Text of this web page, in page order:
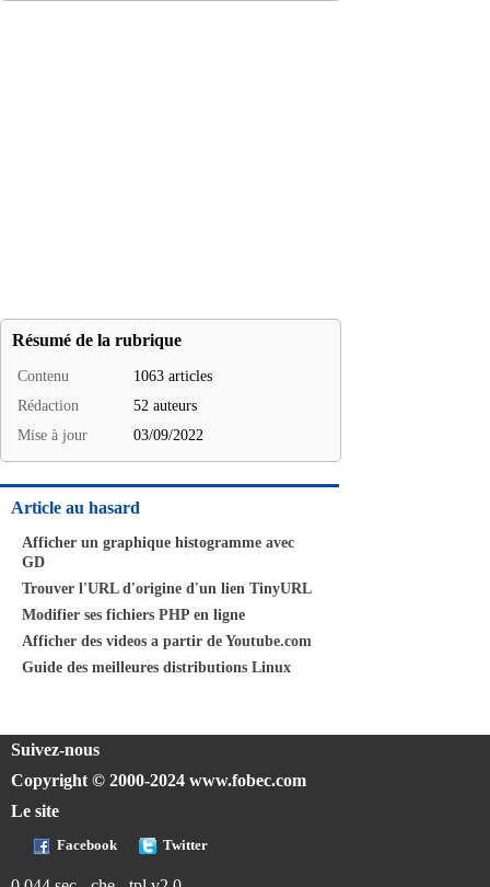
Résumé de la rubrique
Contenu
1063 articles
Rédaction
52 auteurs
Mise à jour
03/09/2022
Article au hasard
Afficher un graphique histogramme avec
GD
Trouver l'URL d'origine d'un lien TinyURL
Modifier ses fichiers PHP en ligne
Afficher des videos a partir de Youtube.com
Guide des meilleures distributions Linux
Suivez-nous
Copyright © 2000-2024 www.fobec.com
Le site
Facebook Twitter